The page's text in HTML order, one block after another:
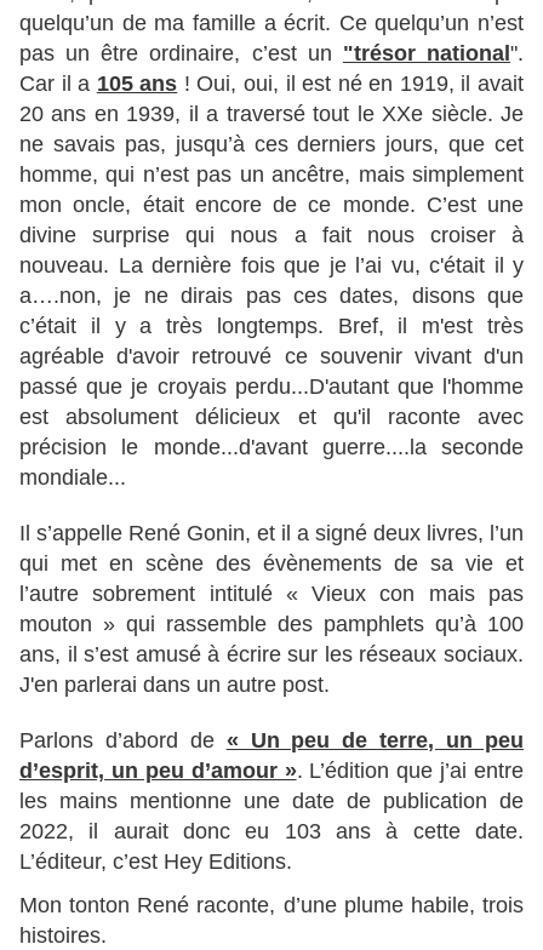
quelqu’un de ma famille a écrit. Ce quelqu’un n’est
pas un être ordinaire, c’est un "trésor national".
Car il a 105 ans ! Oui, oui, il est né en 1919, il avait
20 ans en 1939, il a traversé tout le XXe siècle. Je
ne savais pas, jusqu’à ces derniers jours, que cet
homme, qui n’est pas un ancêtre, mais simplement
mon oncle, était encore de ce monde. C’est une
divine surprise qui nous a fait nous croiser à
nouveau. La dernière fois que je l’ai vu, c'était il y
a….non, je ne dirais pas ces dates, disons que
c’était il y a très longtemps. Bref, il m'est très
agréable d'avoir retrouvé ce souvenir vivant d'un
passé que je croyais perdu...D'autant que l'homme
est absolument délicieux et qu'il raconte avec
précision le monde...d'avant guerre....la seconde
mondiale...
Il s’appelle René Gonin, et il a signé deux livres, l’un
qui met en scène des évènements de sa vie et
l’autre sobrement intitulé « Vieux con mais pas
mouton » qui rassemble des pamphlets qu’à 100
ans, il s’est amusé à écrire sur les réseaux sociaux.
J'en parlerai dans un autre post.
Parlons d’abord de « Un peu de terre, un peu
d’esprit, un peu d’amour ». L’édition que j’ai entre
les mains mentionne une date de publication de
2022, il aurait donc eu 103 ans à cette date.
L’éditeur, c’est Hey Editions.
Mon tonton René raconte, d’une plume habile, trois
histoires.